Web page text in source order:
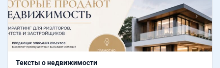
Тексты о недвижимости